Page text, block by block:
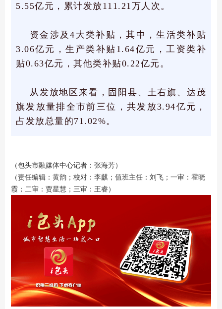
5.55亿元，累计发放111.21万人次。
资金涉及4大类补贴，其中，生活类补贴
3.06亿元，生产类补贴1.64亿元，工资类补
贴0.63亿元，其他类补贴0.22亿元。
从发放地区来看，固阳县、土右旗、达茂
旗发放量排全市前三位，共发放3.94亿元，
占发放总量的71.02%。
（包头市融媒体中心记者： 张海芳）
（责任编辑：黄韵；校对：李麒；值班主任：刘飞；一审：霍晓
霞；二审：贾星慧；三审：王睿）